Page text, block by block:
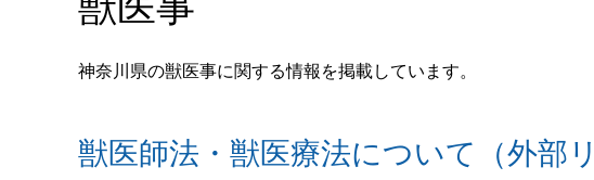
神奈川県の獣医事に関する情報を掲載しています。
獣医師法・獣医療法について（外部